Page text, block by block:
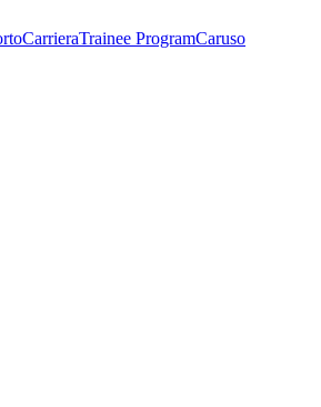
CarrieraTrainee ProgramCaruso